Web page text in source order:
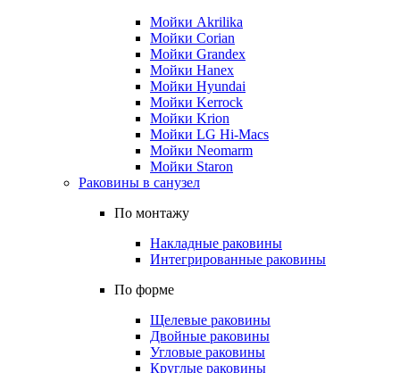
Мойки Akrilika
Мойки Corian
Мойки Grandex
Мойки Hanex
Мойки Hyundai
Мойки Kerrock
Мойки Krion
Мойки LG Hi-Macs
Мойки Neomarm
Мойки Staron
Раковины в санузел
По монтажу
Накладные раковины
Интегрированные раковины
По форме
Щелевые раковины
Двойные раковины
Угловые раковины
Круглые раковины